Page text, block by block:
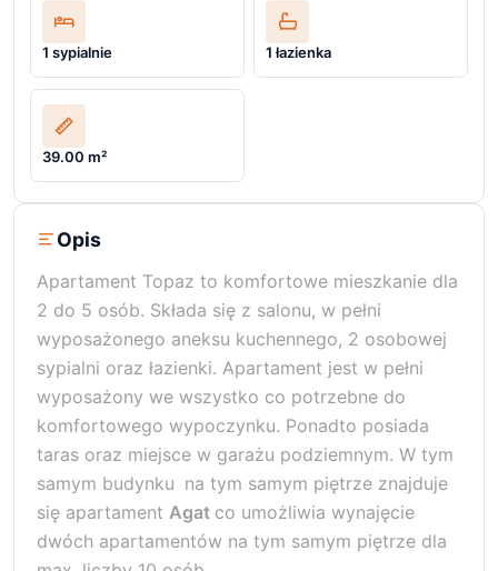
1 sypialnie 1 łazienka
39.00 m²
Opis
Apartament Topaz to komfortowe mieszkanie dla
2 do 5 osób. Składa się z salonu, w pełni
wyposażonego aneksu kuchennego, 2 osobowej
sypialni oraz łazienki. Apartament jest w pełni
wyposażony we wszystko co potrzebne do
komfortowego wypoczynku. Ponadto posiada
taras oraz miejsce w garażu podziemnym. W tym
samym budynku na tym samym piętrze znajduje
się apartament Agat co umożliwia wynajęcie
dwóch apartamentów na tym samym piętrze dla